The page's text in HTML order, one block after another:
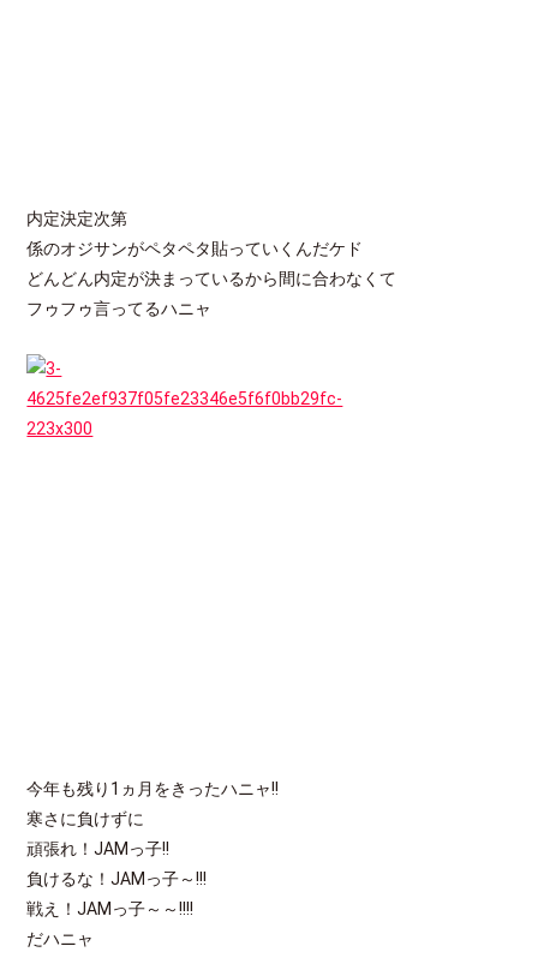
内定決定次第
係のオジサンがペタペタ貼っていくんだケド
どんどん内定が決まっているから間に合わなくて
フゥフゥ言ってるハニャ
今年も残り1ヵ月をきったハニャ!!
寒さに負けずに
頑張れ！JAMっ子!!
負けるな！JAMっ子～!!!
戦え！JAMっ子～～!!!!
だハニャ